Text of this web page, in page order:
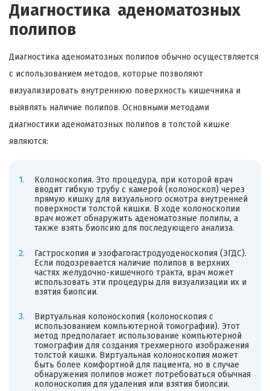
Диагностика аденоматозных
полипов
Диагностика аденоматозных полипов обычно осуществляется
с использованием методов, которые позволяют
визуализировать внутреннюю поверхность кишечника и
выявлять наличие полипов. Основными методами
диагностики аденоматозных полипов в толстой кишке
являются:
Колоноскопия. Это процедура, при которой врач
вводит гибкую трубу с камерой (колоноскоп) через
прямую кишку для визуального осмотра внутренней
поверхности толстой кишки. В ходе колоноскопии
врач может обнаружить аденоматозные полипы, а
также взять биопсию для последующего анализа.
Гастроскопия и эзофагогастродуоденоскопия (ЭГДС).
Если подозревается наличие полипов в верхних
частях желудочно-кишечного тракта, врач может
использовать эти процедуры для визуализации их и
взятия биопсии.
Виртуальная колоноскопия (колоноскопия с
использованием компьютерной томографии). Этот
метод предполагает использование компьютерной
томографии для создания трехмерного изображения
толстой кишки. Виртуальная колоноскопия может
быть более комфортной для пациента, но в случае
обнаружения полипов может потребоваться обычная
колоноскопия для удаления или взятия биопсии.